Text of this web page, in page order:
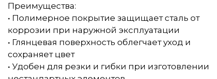
Преимущества:
• Полимерное покрытие защищает сталь от
коррозии при наружной эксплуатации
• Глянцевая поверхность облегчает уход и
сохраняет цвет
• Удобен для резки и гибки при изготовлении